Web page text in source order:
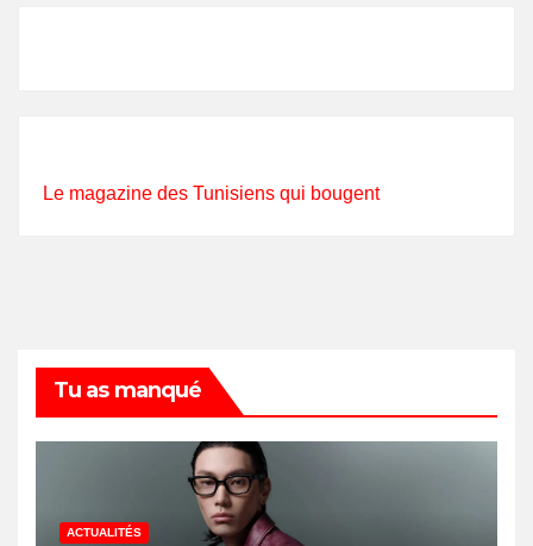
Le magazine des Tunisiens qui bougent
Tu as manqué
ACTUALITÉS